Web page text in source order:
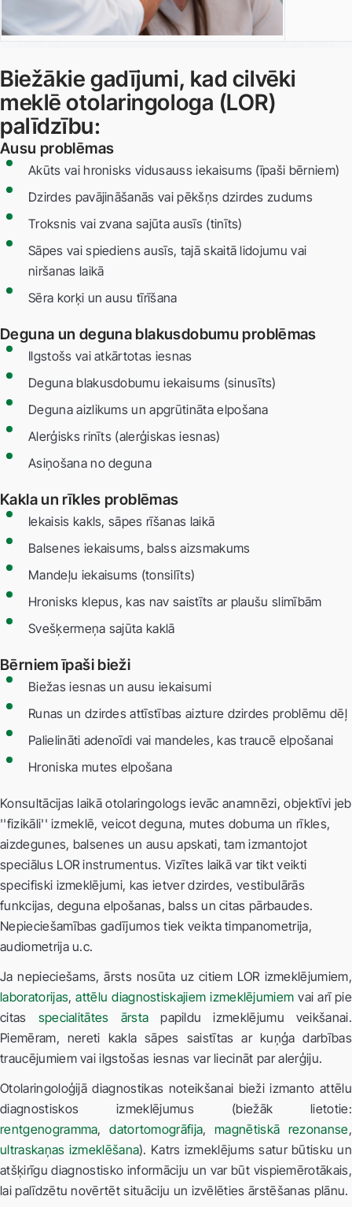
Biežākie gadījumi, kad cilvēki
meklē otolaringologa (LOR)
palīdzību:
Ausu problēmas
Akūts vai hronisks vidusauss iekaisums (īpaši bērniem)
Dzirdes pavājināšanās vai pēkšņs dzirdes zudums
Troksnis vai zvana sajūta ausīs (tinīts)
Sāpes vai spiediens ausīs, tajā skaitā lidojumu vai
niršanas laikā
Sēra korķi un ausu tīrīšana
Deguna un deguna blakusdobumu problēmas
Ilgstošs vai atkārtotas iesnas
Deguna blakusdobumu iekaisums (sinusīts)
Deguna aizlikums un apgrūtināta elpošana
Alerģisks rinīts (alerģiskas iesnas)
Asiņošana no deguna
Kakla un rīkles problēmas
Iekaisis kakls, sāpes rīšanas laikā
Balsenes iekaisums, balss aizsmakums
Mandeļu iekaisums (tonsilīts)
Hronisks klepus, kas nav saistīts ar plaušu slimībām
Svešķermeņa sajūta kaklā
Bērniem īpaši bieži
Biežas iesnas un ausu iekaisumi
Runas un dzirdes attīstības aizture dzirdes problēmu dēļ
Palielināti adenoīdi vai mandeles, kas traucē elpošanai
Hroniska mutes elpošana
Konsultācijas laikā otolaringologs ievāc anamnēzi, objektīvi jeb
''fizikāli'' izmeklē, veicot deguna, mutes dobuma un rīkles,
aizdegunes, balsenes un ausu apskati, tam izmantojot
speciālus LOR instrumentus. Vizītes laikā var tikt veikti
specifiski izmeklējumi, kas ietver dzirdes, vestibulārās
funkcijas, deguna elpošanas, balss un citas pārbaudes.
Nepieciešamības gadījumos tiek veikta timpanometrija,
audiometrija u.c.
Ja nepieciešams, ārsts nosūta uz citiem LOR izmeklējumiem,
laboratorijas,attēlu diagnostiskajiem izmeklējumiem vai arī pie
citas specialitātes ārsta papildu izmeklējumu veikšanai.
Piemēram, nereti kakla sāpes saistītas ar kuņģa darbības
traucējumiem vai ilgstošas iesnas var liecināt par alerģiju.
Otolaringoloģijā diagnostikas noteikšanai bieži izmanto attēlu
diagnostiskos izmeklējumus (biežāk lietotie:
rentgenogramma,datortomogrāfija,magnētiskā rezonanse,
ultraskaņas izmeklēšana). Katrs izmeklējums satur būtisku un
atšķirīgu diagnostisko informāciju un var būt vispiemērotākais,
lai palīdzētu novērtēt situāciju un izvēlēties ārstēšanas plānu.